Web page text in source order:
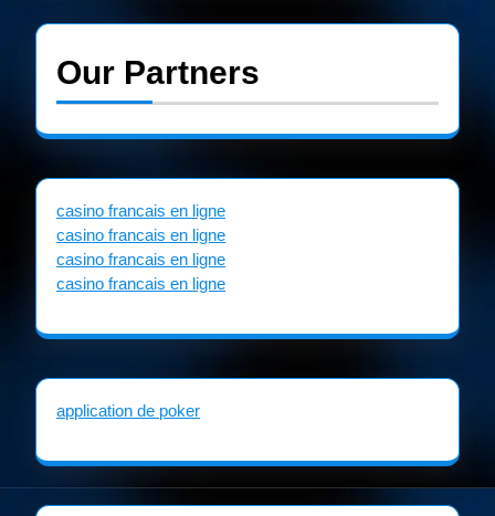
Our Partners
casino francais en ligne
casino francais en ligne
casino francais en ligne
casino francais en ligne
application de poker